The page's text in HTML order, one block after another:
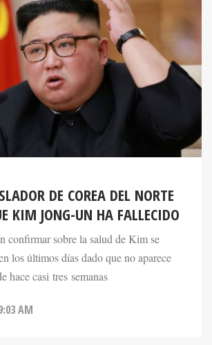
DE COREA DEL NORTE
KIM JONG-UN HA FALLECIDO
confirmar sobre la salud de Kim se
los últimos días dado que no aparece
hace casi tres semanas
AM